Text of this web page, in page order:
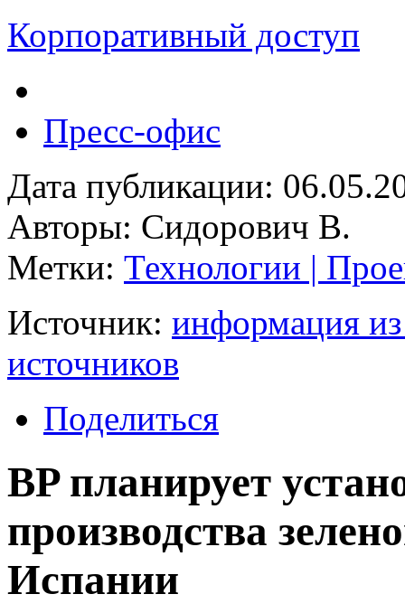
Корпоративный доступ
Пресс-офис
Дата публикации:
Авторы: Сидорович В.
Метки: Технологии |
Источник: информация
источников
Поделиться
BP планирует
производства
Испании